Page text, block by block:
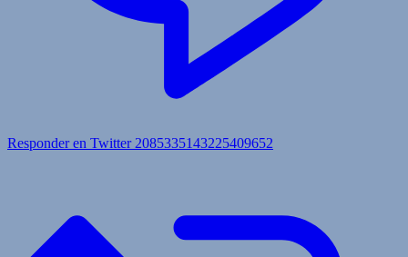
Responder en Twitter 2085335143225409652